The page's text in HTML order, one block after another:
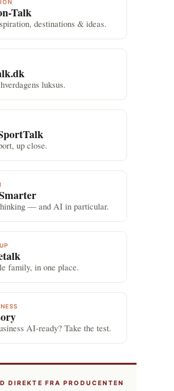
Talk
destinations & ideas.
luksus.
up close.
— and AI in particular.
family, in one place.
AI-ready? Take the test.
DIREKTE FRA PRODUCENTEN